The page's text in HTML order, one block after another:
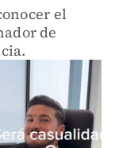
el
de